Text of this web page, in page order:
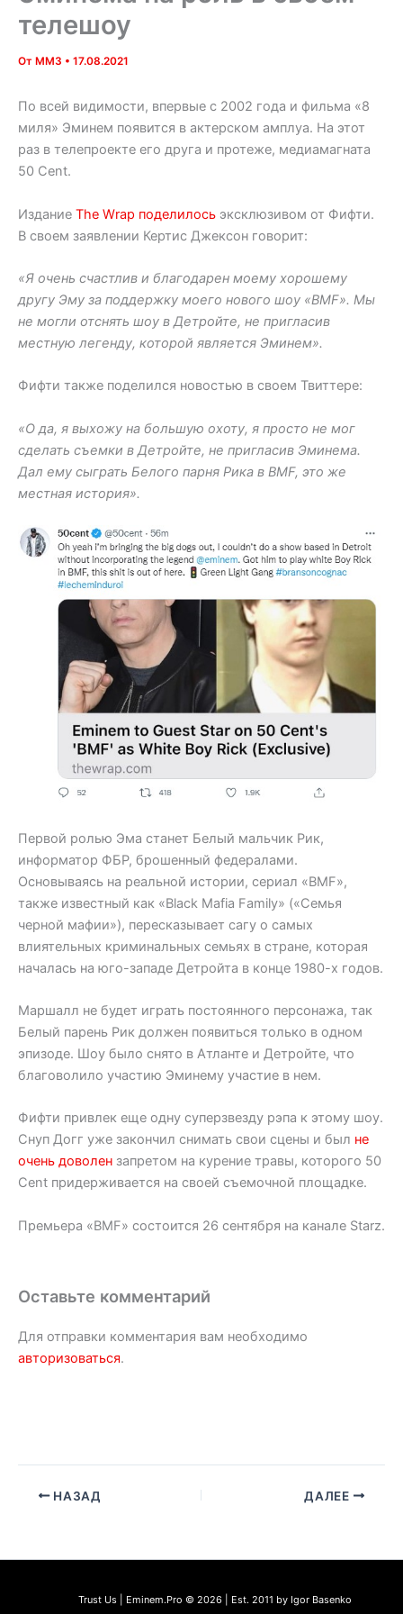
телешоу
От MM3 • 17.08.2021
По всей видимости, впервые с 2002 года и фильма «8
миля» Эминем появится в актерском амплуа. На этот
раз в телепроекте его друга и протеже, медиамагната
50 Cent.
Издание The Wrap поделилось эксклюзивом от Фифти.
В своем заявлении Кертис Джексон говорит:
«Я очень счастлив и благодарен моему хорошему
другу Эму за поддержку моего нового шоу «BMF». Мы
не могли отснять шоу в Детройте, не пригласив
местную легенду, которой является Эминем».
Фифти также поделился новостью в своем Твиттере:
«О да, я выхожу на большую охоту, я просто не мог
сделать съемки в Детройте, не пригласив Эминема.
Дал ему сыграть Белого парня Рика в BMF, это же
местная история».
Первой ролью Эма станет Белый мальчик Рик,
информатор ФБР, брошенный федералами.
Основываясь на реальной истории, сериал «BMF»,
также известный как «Black Mafia Family» («Семья
черной мафии»), пересказывает сагу о самых
влиятельных криминальных семьях в стране, которая
началась на юго-западе Детройта в конце 1980-х годов.
Маршалл не будет играть постоянного персонажа, так
Белый парень Рик должен появиться только в одном
эпизоде. Шоу было снято в Атланте и Детройте, что
благоволило участию Эминему участие в нем.
Фифти привлек еще одну суперзвезду рэпа к этому шоу.
Снуп Догг уже закончил снимать свои сцены и был не
очень доволен запретом на курение травы, которого 50
Cent придерживается на своей съемочной площадке.
Премьера «BMF» состоится 26 сентября на канале Starz.
Оставьте комментарий
Для отправки комментария вам необходимо
авторизоваться.
НАЗАД ДАЛЕЕ
Trust Us | Eminem.Pro © 2026 | Est. 2011 by Igor Basenko